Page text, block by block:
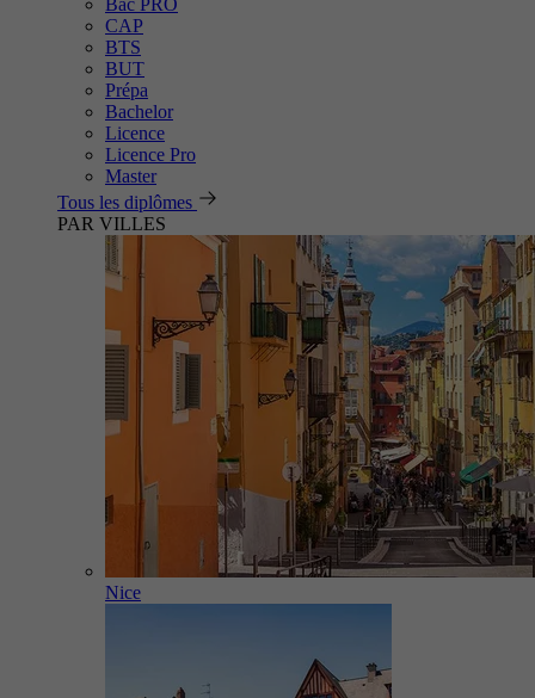
Bac PRO
CAP
BTS
BUT
Prépa
Bachelor
Licence
Licence Pro
Master
Tous les diplômes
PAR VILLES
Nice